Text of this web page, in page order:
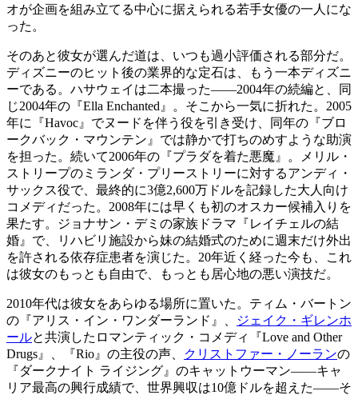
オが企画を組み立てる中心に据えられる若手女優の一人にな
った。
そのあと彼女が選んだ道は、いつも過小評価される部分だ。
ディズニーのヒット後の業界的な定石は、もう一本ディズニ
ーである。ハサウェイは二本撮った――2004年の続編と、同
じ2004年の『Ella Enchanted』。そこから一気に折れた。2005
年に『Havoc』でヌードを伴う役を引き受け、同年の『ブロ
ークバック・マウンテン』では静かで打ちのめすような助演
を担った。続いて2006年の『プラダを着た悪魔』。メリル・
ストリープのミランダ・プリーストリーに対するアンディ・
サックス役で、最終的に3億2,600万ドルを記録した大人向け
コメディだった。2008年には早くも初のオスカー候補入りを
果たす。ジョナサン・デミの家族ドラマ『レイチェルの結
婚』で、リハビリ施設から妹の結婚式のために週末だけ外出
を許される依存症患者を演じた。20年近く経った今も、これ
は彼女のもっとも自由で、もっとも居心地の悪い演技だ。
2010年代は彼女をあらゆる場所に置いた。ティム・バートン
の『アリス・イン・ワンダーランド』、
ジェイク・ギレンホ
ールと共演したロマンティック・コメディ『Love and Other
Drugs』、『Rio』の主役の声、
クリストファー・ノーランの
『ダークナイト ライジング』のキャットウーマン――キャ
リア最高の興行成績で、世界興収は10億ドルを超えた――そ